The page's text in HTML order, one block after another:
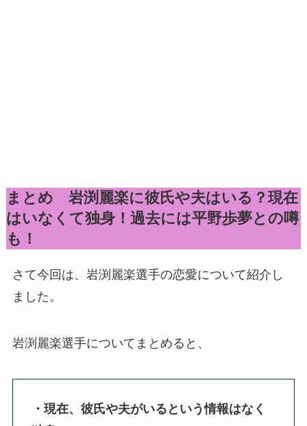
まとめ 岩渕麗楽に彼氏や夫はいる？現在
はいなくて独身！過去には平野歩夢との噂
も！
さて今回は、岩渕麗楽選手の恋愛について紹介し
ました。
岩渕麗楽選手についてまとめると、
・現在、彼氏や夫がいるという情報はなく